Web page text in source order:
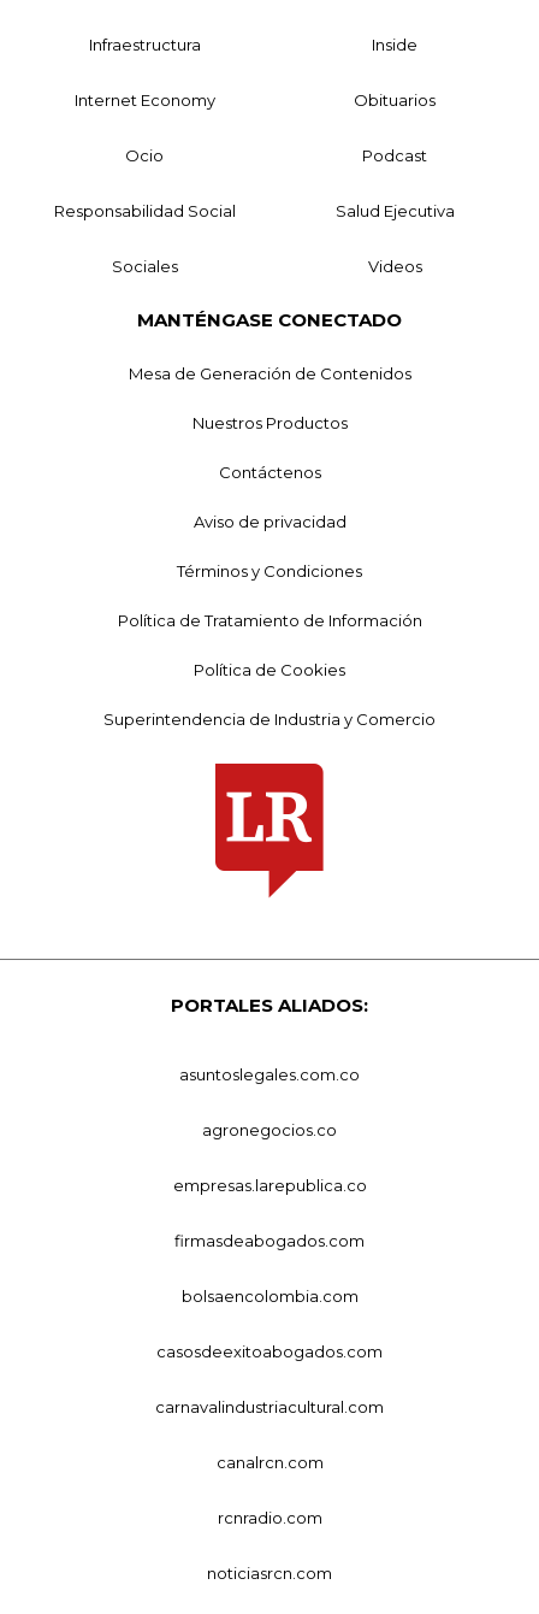
Infraestructura Inside
Internet Economy Obituarios
Ocio Podcast
Responsabilidad Social Salud Ejecutiva
Sociales Videos
MANTÉNGASE CONECTADO
Mesa de Generación de Contenidos
Nuestros Productos
Contáctenos
Aviso de privacidad
Términos y Condiciones
Política de Tratamiento de Información
Política de Cookies
Superintendencia de Industria y Comercio
PORTALES ALIADOS:
asuntoslegales.com.co
agronegocios.co
empresas.larepublica.co
firmasdeabogados.com
bolsaencolombia.com
casosdeexitoabogados.com
carnavalindustriacultural.com
canalrcn.com
rcnradio.com
noticiasrcn.com